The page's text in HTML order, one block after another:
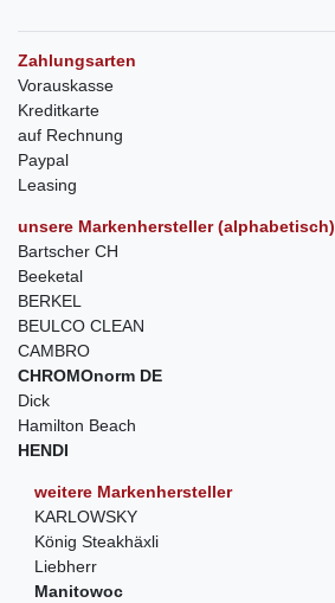
Zahlungsarten
Vorauskasse
Kreditkarte
auf Rechnung
Paypal
Leasing
unsere Markenhersteller (alphabetisch)
Bartscher CH
Beeketal
BERKEL
BEULCO CLEAN
CAMBRO
CHROMOnorm DE
Dick
Hamilton Beach
HENDI
weitere Markenhersteller
KARLOWSKY
König Steakhäxli
Liebherr
Manitowoc